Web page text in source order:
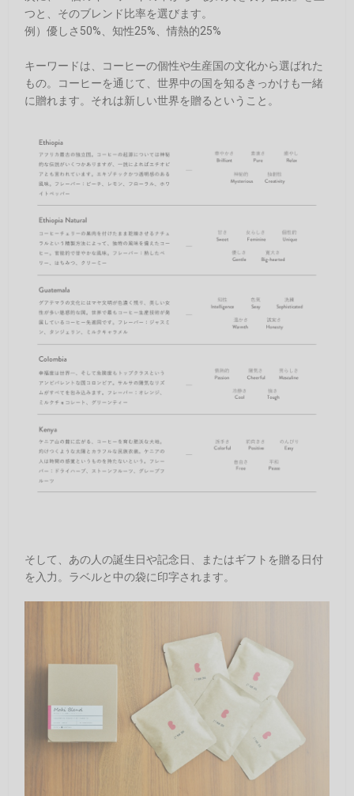
つと、そのブレンド比率を選びます。
例）優しさ50%、知性25%、情熱的25%
キーワードは、コーヒーの個性や生産国の文化から選ばれた
もの。コーヒーを通じて、世界中の国を知るきっかけも一緒
に贈れます。それは新しい世界を贈るということ。
そして、あの人の誕生日や記念日、またはギフトを贈る日付
を入力。ラベルと中の袋に印字されます。